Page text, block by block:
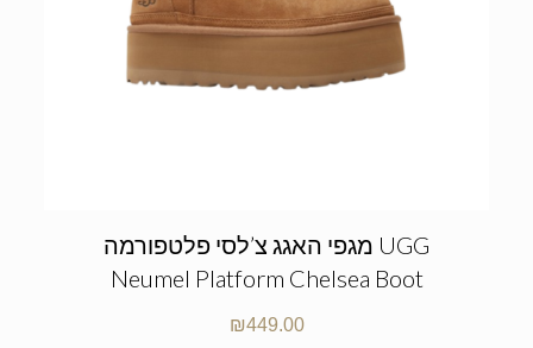
מגפי האגג צ’לסי פלטפורמה UGG
Neumel Platform Chelsea Boot
₪449.00